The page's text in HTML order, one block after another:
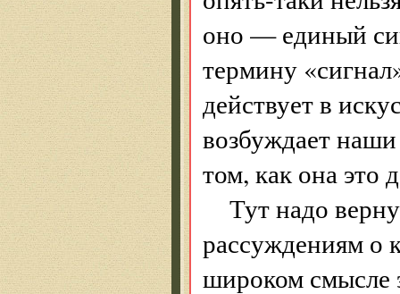
оно — единый
термину
действует в
возбуждает
том, как она это
Тут надо
рассуждениям о
широком смысле